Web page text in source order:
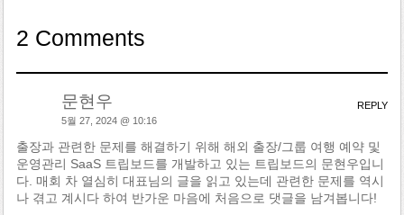
2 Comments
문현우
5월 27, 2024 @ 10:16
출장과 관련한 문제를 해결하기 위해 해외 출장/그룹 여행 예약 및
운영관리 SaaS 트립보드를 개발하고 있는 트립보드의 문현우입니
다. 매회 차 열심히 대표님의 글을 읽고 있는데 관련한 문제를 역시
나 겪고 계시다 하여 반가운 마음에 처음으로 댓글을 남겨봅니다!
REPLY